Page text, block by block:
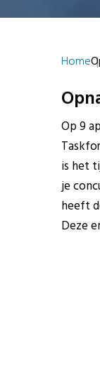
Home
Op 9
is het
je
heeft
Deze